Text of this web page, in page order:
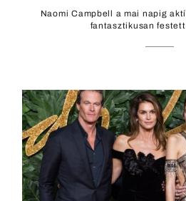
Naomi Campbell a mai napig
fantasztikusan